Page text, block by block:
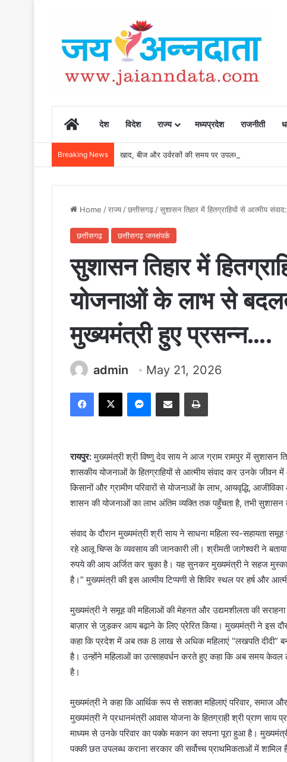
Homeदेश विदेश राज्य मध्यप्रदेश राजनीती
Breaking News खाद, बीज और उर्वरकों की समय पर उपलब्धता से किसानों में
Home /राज्य/छत्तीसगढ़/सुशासन तिहार में हितग्राहियों से आत्मीय
छत्तीसगढ़ छत्तीसगढ़ जनसंपर्क
सुशासन तिहार में
योजनाओं के लाभ से
मुख्यमंत्री हुए प्रसन्न….
admin May 21, 2026
Facebook
X Messenger
Share via Email Print
रायपुर:मुख्यमंत्री श्री विष्णु देव साय ने आज ग्राम रामपुर में सुशासन
शासकीय योजनाओं के हितग्राहियों से आत्मीय संवाद कर उनके जीवन
किसानों और ग्रामीण परिवारों से योजनाओं के लाभ, आयवृद्धि,
शासन की योजनाओं का लाभ अंतिम व्यक्ति तक पहुँचता है, तभी सुशासन की
संवाद के दौरान मुख्यमंत्री श्री साय ने साधना महिला स्व-सहायता
रहे आलू चिप्स के व्यवसाय की जानकारी ली। श्रीमती जागेश्वरी ने
रुपये की आय अर्जित कर चुका है। यह सुनकर मुख्यमंत्री ने सहज
है।” मुख्यमंत्री की इस आत्मीय टिप्पणी से शिविर स्थल पर हर्ष और
मुख्यमंत्री ने समूह की महिलाओं की मेहनत और उद्यमशीलता की
बाज़ार से जुड़कर आय बढ़ाने के लिए प्रेरित किया। मुख्यमंत्री ने इस
कहा कि प्रदेश में अब तक 8 लाख से अधिक महिलाएं “लखपति दीदी”
है। उन्होंने महिलाओं का उत्साहवर्धन करते हुए कहा कि अब समय
है।
मुख्यमंत्री ने कहा कि आर्थिक रूप से सशक्त महिलाएं परिवार, समाज
मुख्यमंत्री ने प्रधानमंत्री आवास योजना के हितग्राही श्री प्राण साय
माध्यम से उनके परिवार का पक्के मकान का सपना पूरा हुआ है।
पक्की छत उपलब्ध कराना सरकार की सर्वोच्च प्राथमिकताओं में शामिल